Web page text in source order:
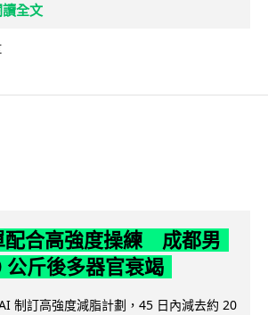
讀全文
配合高強度操練 成都男
斤後多器官衰竭
制訂高強度減脂計劃，45 日內減去約 20